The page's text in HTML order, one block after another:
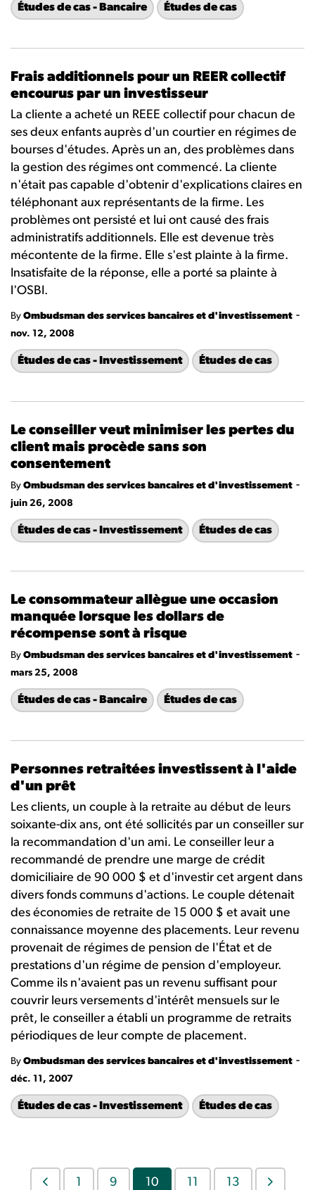
Études de cas - Bancaire Études de cas
Frais additionnels pour un REER collectif
encourus par un investisseur
La cliente a acheté un REEE collectif pour chacun de
ses deux enfants auprès d'un courtier en régimes de
bourses d'études. Après un an, des problèmes dans
la gestion des régimes ont commencé. La cliente
n'était pas capable d'obtenir d'explications claires en
téléphonant aux représentants de la firme. Les
problèmes ont persisté et lui ont causé des frais
administratifs additionnels. Elle est devenue très
mécontente de la firme. Elle s'est plainte à la firme.
Insatisfaite de la réponse, elle a porté sa plainte à
l'OSBI.
By Ombudsman des services bancaires et d'investissement -
nov. 12, 2008
Études de cas - Investissement Études de cas
Le conseiller veut minimiser les pertes du
client mais procède sans son
consentement
By Ombudsman des services bancaires et d'investissement -
juin 26, 2008
Études de cas - Investissement Études de cas
Le consommateur allègue une occasion
manquée lorsque les dollars de
récompense sont à risque
By Ombudsman des services bancaires et d'investissement -
mars 25, 2008
Études de cas - Bancaire Études de cas
Personnes retraitées investissent à l'aide
d'un prêt
Les clients, un couple à la retraite au début de leurs
soixante-dix ans, ont été sollicités par un conseiller sur
la recommandation d'un ami. Le conseiller leur a
recommandé de prendre une marge de crédit
domiciliaire de 90 000 $ et d'investir cet argent dans
divers fonds communs d'actions. Le couple détenait
des économies de retraite de 15 000 $ et avait une
connaissance moyenne des placements. Leur revenu
provenait de régimes de pension de l'État et de
prestations d'un régime de pension d'employeur.
Comme ils n'avaient pas un revenu suffisant pour
couvrir leurs versements d'intérêt mensuels sur le
prêt, le conseiller a établi un programme de retraits
périodiques de leur compte de placement.
By Ombudsman des services bancaires et d'investissement -
déc. 11, 2007
Études de cas - Investissement Études de cas
1 9 10 11 13